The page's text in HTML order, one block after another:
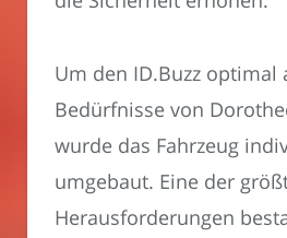
Um den ID.Buzz optimal
Bedürfnisse von
wurde das Fahrzeug
umgebaut. Eine der
Herausforderungen